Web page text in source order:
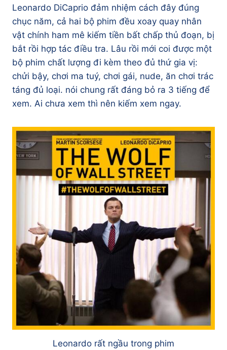
Leonardo DiCaprio đảm nhiệm cách đây đúng
chục năm, cả hai bộ phim đều xoay quay nhân
vật chính ham mê kiếm tiền bất chấp thủ đoạn, bị
bắt rồi hợp tác điều tra. Lâu rồi mới coi được một
bộ phim chất lượng đi kèm theo đủ thứ gia vị:
chửi bậy, chơi ma tuý, chơi gái, nude, ăn chơi trác
táng đủ loại. nói chung rất đáng bỏ ra 3 tiếng để
xem. Ai chưa xem thì nên kiếm xem ngay.
Leonardo rất ngầu trong phim